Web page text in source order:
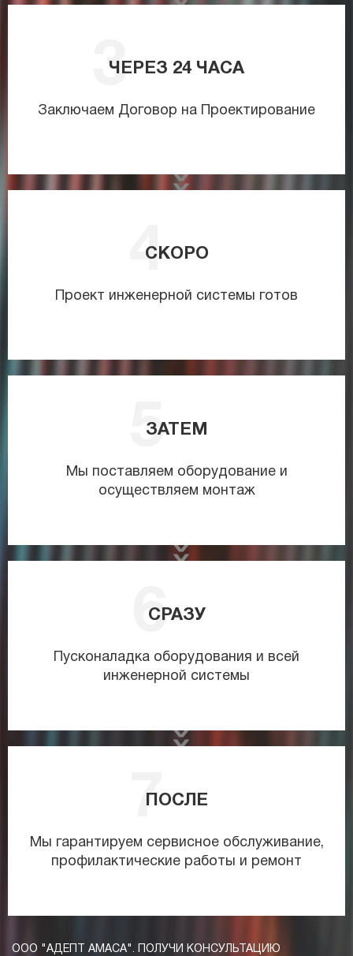
ЧЕРЕЗ 24 ЧАСА
Заключаем Договор на Проектирование
СКОРО
Проект инженерной системы готов
ЗАТЕМ
Мы поставляем оборудование и
осуществляем монтаж
СРАЗУ
Пусконаладка оборудования и всей
инженерной системы
ПОСЛЕ
Мы гарантируем сервисное обслуживание,
профилактические работы и ремонт
ООО "АДЕПТ АМАСА". ПОЛУЧИ КОНСУЛЬТАЦИЮ